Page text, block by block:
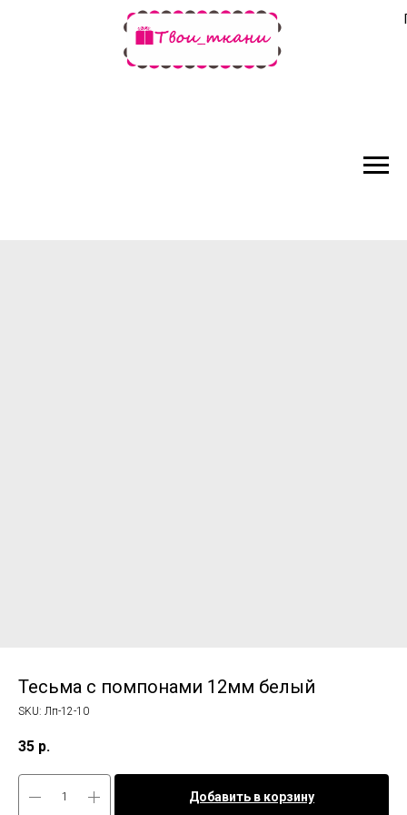
Тесьма с помпонами 12мм белый
SKU: Лп-12-10
35 р.
Добавить в корзину